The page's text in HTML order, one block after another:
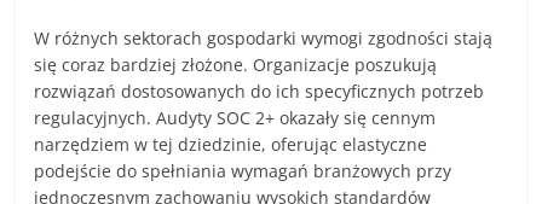
wskazówki
poradniki
na
każdy
temat
W różnych sektorach gospodarki wymogi zgodności stają
się coraz bardziej złożone. Organizacje poszukują
rozwiązań dostosowanych do ich specyficznych potrzeb
regulacyjnych. Audyty SOC 2+ okazały się cennym
narzędziem w tej dziedzinie, oferując elastyczne
podejście do spełniania wymagań branżowych przy
jednoczesnym zachowaniu wysokich standardów